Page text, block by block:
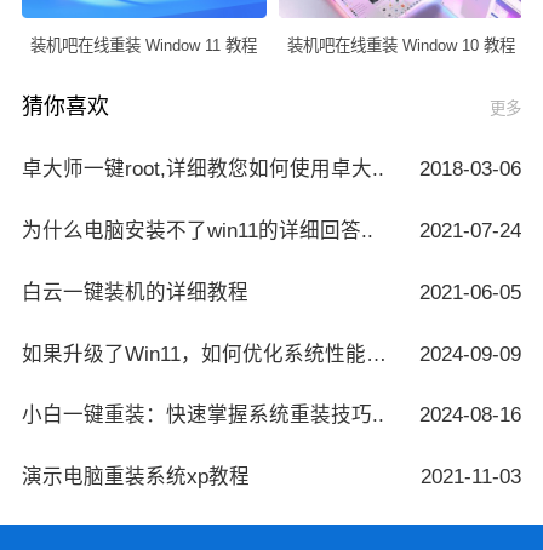
装机吧在线重装 Window 11 教程 装机吧在线重装 Window 10 教程
猜你喜欢 更多
卓大师一键root,详细教您如何使用卓大.. 2018-03-06
为什么电脑安装不了win11的详细回答.. 2021-07-24
白云一键装机的详细教程 2021-06-05
如果升级了Win11，如何优化系统性能指南.. 2024-09-09
小白一键重装：快速掌握系统重装技巧.. 2024-08-16
演示电脑重装系统xp教程 2021-11-03